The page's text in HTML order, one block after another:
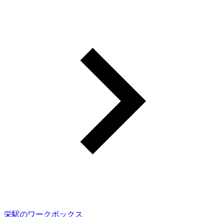
栄駅のワークボックス